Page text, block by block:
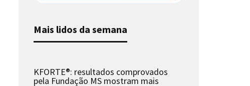
Mais lidos da semana
KFORTE®: resultados comprovados
pela Fundação MS mostram mais